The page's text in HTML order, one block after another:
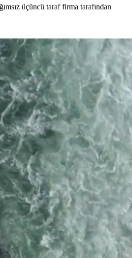
üçüncü taraf firma tarafından